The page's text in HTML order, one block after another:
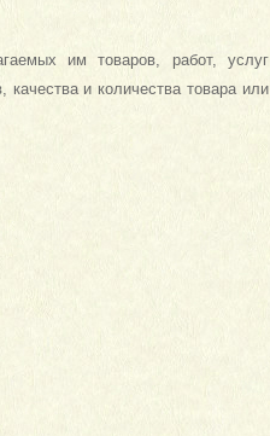
им товаров, работ, услуг
качества и количества товара или